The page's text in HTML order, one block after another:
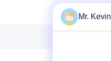
Mr. Kevin